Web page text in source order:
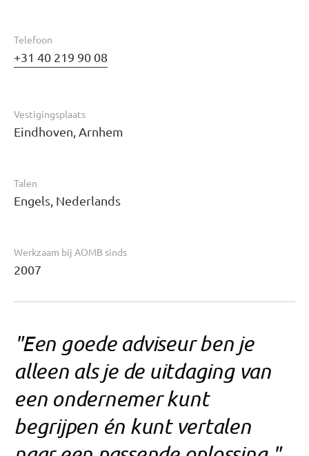
Telefoon
+31 40 219 90 08
Vestigingsplaats
Eindhoven, Arnhem
Talen
Engels, Nederlands
Werkzaam bij AOMB sinds
2007
"Een goede adviseur ben je
alleen als je de uitdaging van
een ondernemer kunt
begrijpen én kunt vertalen